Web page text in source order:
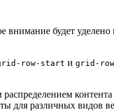
будет уделено
row-start и grid-
для различных видов